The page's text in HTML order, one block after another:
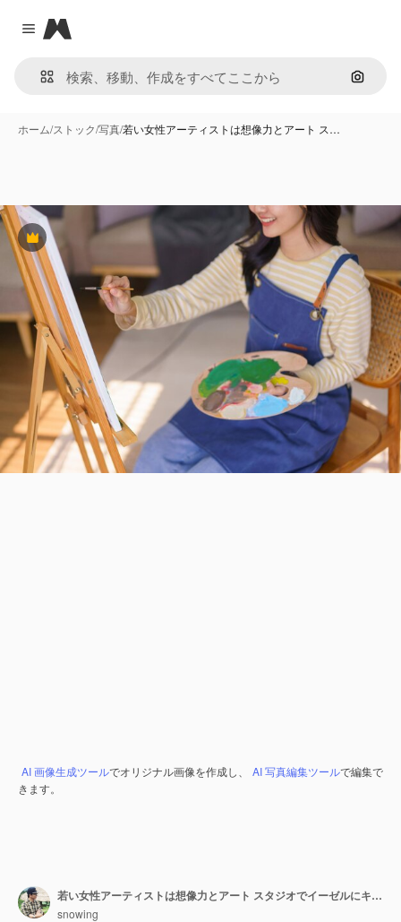
Close menu
Magnific
画像で
ホーム/ストック/写真/若い女性アーティストは想像力とアート ス…
Premium
AI 画像生成ツールでオリジナル画像を作成し、 AI 写真編集ツールで編集で
きます。
若い女性アーティストは想像力とアート スタジオでイーゼルにキャンバスに絵を描くことを作成します。
snowing